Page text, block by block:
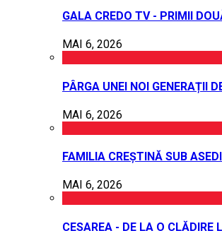
GALA CREDO TV - PRIMII
MAI 6, 2026
PÂRGA UNEI NOI GENERAȚII
MAI 6, 2026
FAMILIA CREȘTINĂ SUB
MAI 6, 2026
CESAREA - DE LA O CLĂDIRE